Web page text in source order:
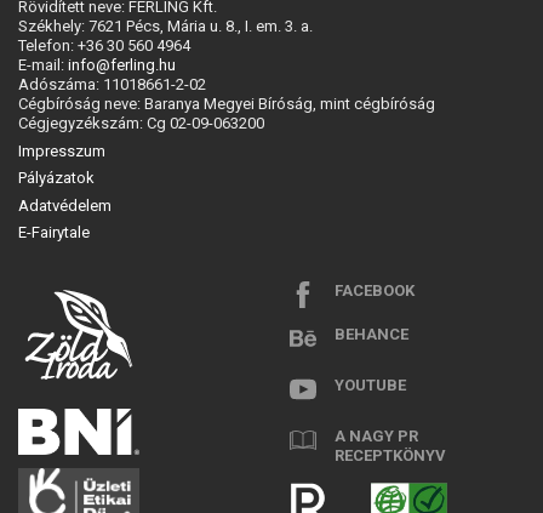
Rövidített neve: FERLING Kft.
Székhely: 7621 Pécs, Mária u. 8., I. em. 3. a.
Telefon: +36 30 560 4964
E-mail: info@ferling.hu
Adószáma: 11018661-2-02
Cégbíróság neve: Baranya Megyei Bíróság, mint cégbíróság
Cégjegyzékszám: Cg 02-09-063200
Impresszum
Pályázatok
Adatvédelem
E-Fairytale
FACEBOOK
BEHANCE
YOUTUBE
A NAGY PR
RECEPTKÖNYV